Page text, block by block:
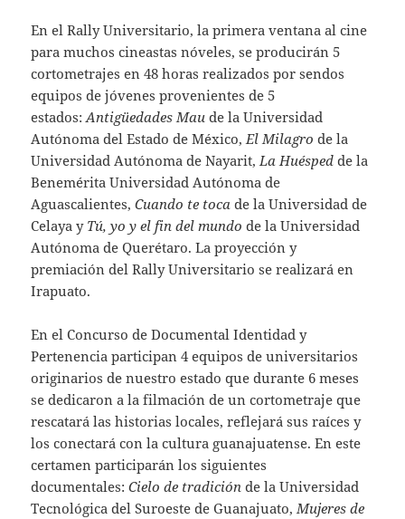
En el Rally Universitario, la primera ventana al cine
para muchos cineastas nóveles, se producirán 5
cortometrajes en 48 horas realizados por sendos
equipos de jóvenes provenientes de 5
estados:Antigüedades Mau de la Universidad
Autónoma del Estado de México, El Milagro de la
Universidad Autónoma de Nayarit, La Huésped de la
Benemérita Universidad Autónoma de
Aguascalientes,Cuando te toca de la Universidad de
Celaya y Tú, yo y el fin del mundo de la Universidad
Autónoma de Querétaro. La proyección y
premiación del Rally Universitario se realizará en
Irapuato.
En el Concurso de Documental Identidad y
Pertenencia participan 4 equipos de universitarios
originarios de nuestro estado que durante 6 meses
se dedicaron a la filmación de un cortometraje que
rescatará las historias locales, reflejará sus raíces y
los conectará con la cultura guanajuatense. En este
certamen participarán los siguientes
documentales:Cielo de tradiciónde la Universidad
Tecnológica del Suroeste de Guanajuato, Mujeres de